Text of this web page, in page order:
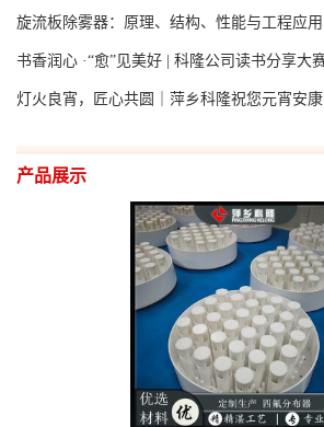
旋流板除雾器：原理、结构、性能与工程应用
书香润心 ·“愈”见美好 | 科隆公司读书分享大
灯火良宵，匠心共圆｜萍乡科隆祝您元宵安康
产品展示